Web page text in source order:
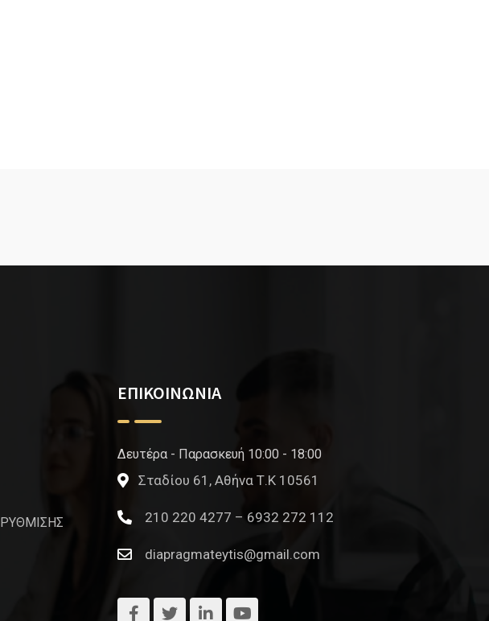
ΕΠΙΚΟΙΝΩΝΙΑ
Δευτέρα - Παρασκευή 10:00 - 18:00
Σταδίου 61, Αθήνα Τ.Κ 10561
210 220 4277 – 6932 272 112
diapragmateytis@gmail.com